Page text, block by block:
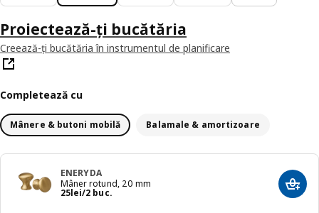
Proiectează-ți bucătăria
Creează-ți bucătăria în instrumentul de planificare
Completează cu
Mânere & butoni mobilă Balamale & amortizoare
ENERYDA
Mâner rotund, 20 mm
25lei/2 buc.
Preț 25lei/2 buc.